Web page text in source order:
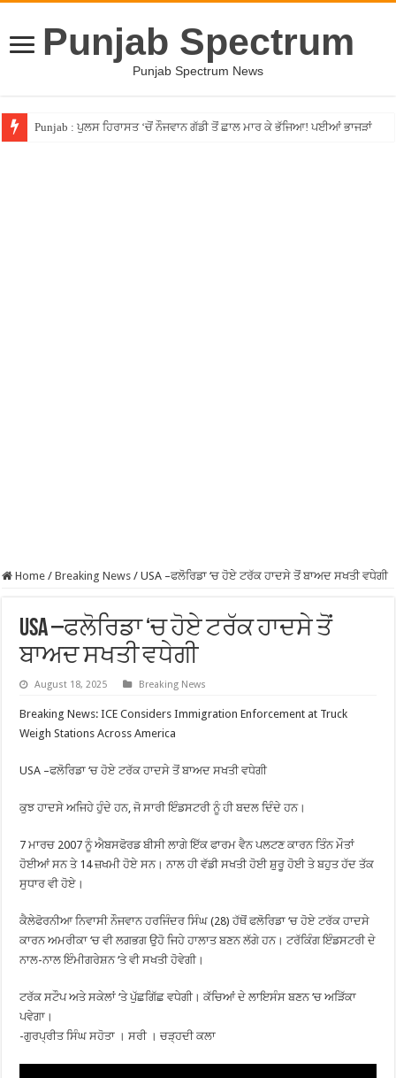
Punjab Spectrum
Punjab Spectrum News
Punjab : ਪੁਲਸ ਹਿਰਾਸਤ ‘ਚੋਂ ਨੌਜਵਾਨ ਗੱਡੀ ਤੋਂ ਛਾਲ ਮਾਰ ਕੇ ਭੱਜਿਆ! ਪਈਆਂ ਭਾਜੜਾਂ
Australia ਮੈਲਬੌਰਨ ‘ਚ ਵਾਪਰੇ ਹਾਦਸੇ ਨੇ ਬਟਾਲਾ ‘ਚ ਪੁਆਏ ਵੈਣ, ਇਕਲੌਤਾ ਪੁੱਤ ਗਵਾ ਬੈਠਾ
Home / Breaking News / USA –ਫਲੋਰਿਡਾ ‘ਚ ਹੋਏ ਟਰੱਕ ਹਾਦਸੇ ਤੋਂ ਬਾਅਦ ਸਖਤੀ ਵਧੇਗੀ
USA –ਫਲੋਰਿਡਾ ‘ਚ ਹੋਏ ਟਰੱਕ ਹਾਦਸੇ ਤੋਂ
ਬਾਅਦ ਸਖਤੀ ਵਧੇਗੀ
August 18, 2025 Breaking News
Breaking News: ICE Considers Immigration Enforcement at Truck
Weigh Stations Across America
USA –ਫਲੋਰਿਡਾ ‘ਚ ਹੋਏ ਟਰੱਕ ਹਾਦਸੇ ਤੋਂ ਬਾਅਦ ਸਖਤੀ ਵਧੇਗੀ
ਕੁਝ ਹਾਦਸੇ ਅਜਿਹੇ ਹੁੰਦੇ ਹਨ, ਜੋ ਸਾਰੀ ਇੰਡਸਟਰੀ ਨੂੰ ਹੀ ਬਦਲ ਦਿੰਦੇ ਹਨ।
7 ਮਾਰਚ 2007 ਨੂੰ ਐਬਸਫੋਰਡ ਬੀਸੀ ਲਾਗੇ ਇੱਕ ਫਾਰਮ ਵੈਨ ਪਲਟਣ ਕਾਰਨ ਤਿੰਨ ਮੌਤਾਂ
ਹੋਈਆਂ ਸਨ ਤੇ 14 ਜ਼ਖਮੀ ਹੋਏ ਸਨ। ਨਾਲ ਹੀ ਵੱਡੀ ਸਖਤੀ ਹੋਈ ਸ਼ੁਰੂ ਹੋਈ ਤੇ ਬਹੁਤ ਹੱਦ ਤੱਕ
ਸੁਧਾਰ ਵੀ ਹੋਏ।
ਕੈਲੇਫੋਰਨੀਆ ਨਿਵਾਸੀ ਨੌਜਵਾਨ ਹਰਜਿੰਦਰ ਸਿੰਘ (28) ਹੱਥੋਂ ਫਲੋਰਿਡਾ ‘ਚ ਹੋਏ ਟਰੱਕ ਹਾਦਸੇ
ਕਾਰਨ ਅਮਰੀਕਾ ‘ਚ ਵੀ ਲਗਭਗ ਉਹੋ ਜਿਹੇ ਹਾਲਾਤ ਬਣਨ ਲੱਗੇ ਹਨ। ਟਰੱਕਿੰਗ ਇੰਡਸਟਰੀ ਦੇ
ਨਾਲ-ਨਾਲ ਇੰਮੀਗਰੇਸ਼ਨ ‘ਤੇ ਵੀ ਸਖਤੀ ਹੋਵੇਗੀ।
ਟਰੱਕ ਸਟੌਪ ਅਤੇ ਸਕੇਲਾਂ ‘ਤੇ ਪੁੱਛਗਿੱਛ ਵਧੇਗੀ। ਕੱਚਿਆਂ ਦੇ ਲਾਇਸੰਸ ਬਣਨ ‘ਚ ਅੜਿੱਕਾ
ਪਵੇਗਾ।
-ਗੁਰਪ੍ਰੀਤ ਸਿੰਘ ਸਹੋਤਾ । ਸਰੀ । ਚੜ੍ਹਦੀ ਕਲਾ